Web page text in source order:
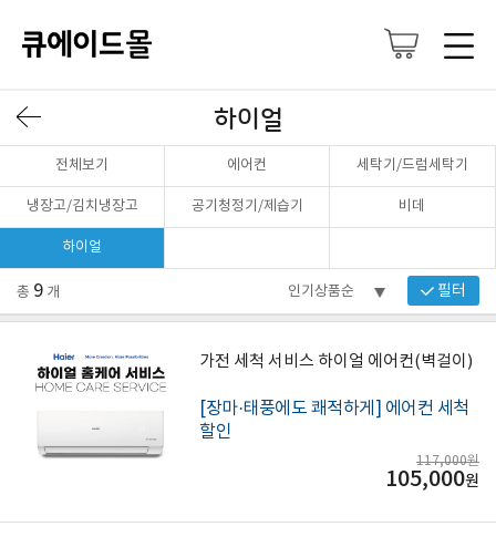
하이얼
전체보기 에어컨 세탁기/드럼세탁기
냉장고/김치냉장고 공기청정기/제습기 비데
하이얼
총 9 개 필터
가전 세척 서비스 하이얼 에어컨(벽걸이)
[장마·태풍에도 쾌적하게] 에어컨 세척
할인
117,000원
105,000원